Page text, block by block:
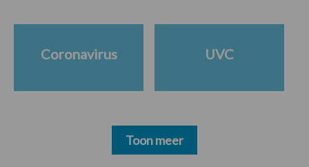
Coronavirus UVC
Toon meer